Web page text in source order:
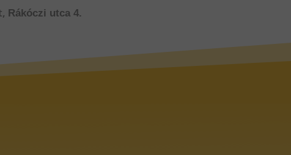
Rákóczi utca 4.